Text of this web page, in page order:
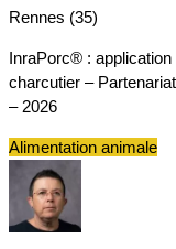
Rennes (35)
InraPorc® : application
charcutier –
– 2026
Alimentation animale